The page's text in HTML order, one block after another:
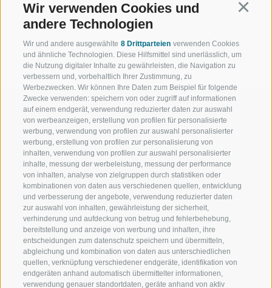
Wir verwenden Cookies und
andere Technologien
Wir und andere ausgewählte 8 Drittparteien verwenden Cookies
und ähnliche Technologien. Diese Hilfsmittel sind unerlässlich, um
die Nutzung digitaler Inhalte zu gewährleisten, die Navigation zu
verbessern und, vorbehaltlich Ihrer Zustimmung, zu
Werbezwecken. Wir können Ihre Daten zum Beispiel für folgende
Zwecke verwenden: speichern von oder zugriff auf informationen
auf einem endgerät, verwendung reduzierter daten zur auswahl
von werbeanzeigen, erstellung von profilen für personalisierte
werbung, verwendung von profilen zur auswahl personalisierter
werbung, erstellung von profilen zur personalisierung von
inhalten, verwendung von profilen zur auswahl personalisierter
inhalte, messung der werbeleistung, messung der performance
von inhalten, analyse von zielgruppen durch statistiken oder
kombinationen von daten aus verschiedenen quellen, entwicklung
und verbesserung der angebote, verwendung reduzierter daten
zur auswahl von inhalten, gewährleistung der sicherheit,
verhinderung und aufdeckung von betrug und fehlerbehebung,
bereitstellung und anzeige von werbung und inhalten, ihre
entscheidungen zum datenschutz speichern und übermitteln,
abgleichung und kombination von daten aus unterschiedlichen
quellen, verknüpfung verschiedener endgeräte, identifikation von
endgeräten anhand automatisch übermittelter informationen,
verwendung genauer standortdaten, geräte anhand von aktiv
15.07. - 19.08.2026 19:00 - 23:00
WILLKOMMEN IN DER
FERIENREGION RATSCHINGS
JAUFENTAL
RATSCHINGS
RIDNAUNTAL
BERGBAHNEN
SPORT UND
MENGE
SKIFAHREN
WANDERN
HOCHALPINE
BIKEN